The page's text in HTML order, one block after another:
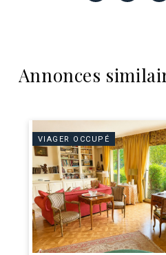
Annonces
VIAGER OCCUPÉ